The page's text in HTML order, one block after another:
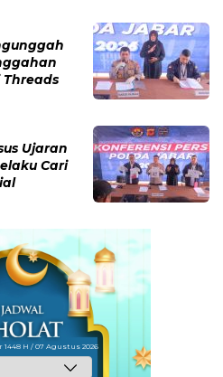
Threads
Ujaran
Cari
1448 H / 07 Agustus 2026